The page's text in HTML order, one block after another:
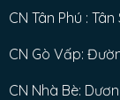
CN Tân Phú :
CN Gò Vấp:
CN Nhà Bè: